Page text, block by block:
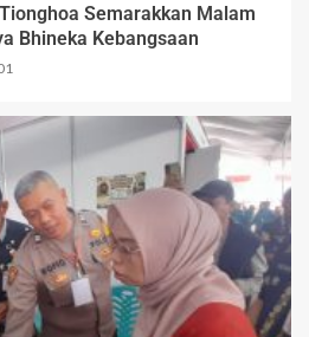
Semarakkan Malam
Bhineka Kebangsaan